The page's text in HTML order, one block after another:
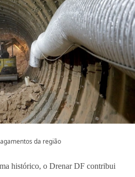
da região
histórico, o Drenar DF contribui